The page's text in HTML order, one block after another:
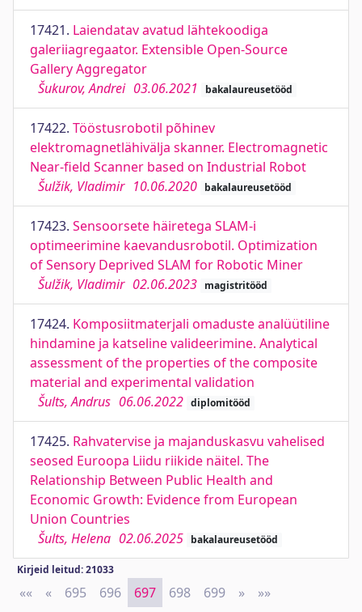
17421. Laiendatav avatud lähtekoodiga
galeriiagregaator. Extensible Open-Source
Gallery Aggregator
Šukurov, Andrei 03.06.2021 bakalaureusetööd
17422. Tööstusrobotil põhinev
elektromagnetlähivälja skanner. Electromagnetic
Near-field Scanner based on Industrial Robot
Šulžik, Vladimir 10.06.2020 bakalaureusetööd
17423. Sensoorsete häiretega SLAM-i
optimeerimine kaevandusrobotil. Optimization
of Sensory Deprived SLAM for Robotic Miner
Šulžik, Vladimir 02.06.2023 magistritööd
17424. Komposiitmaterjali omaduste analüütiline
hindamine ja katseline valideerimine. Analytical
assessment of the properties of the composite
material and experimental validation
Šults, Andrus 06.06.2022 diplomitööd
17425. Rahvatervise ja majanduskasvu vahelised
seosed Euroopa Liidu riikide näitel. The
Relationship Between Public Health and
Economic Growth: Evidence from European
Union Countries
Šults, Helena 02.06.2025 bakalaureusetööd
Kirjeid leitud: 21033
«« First
« Previous
695 696 697 698 699 » Next
»»